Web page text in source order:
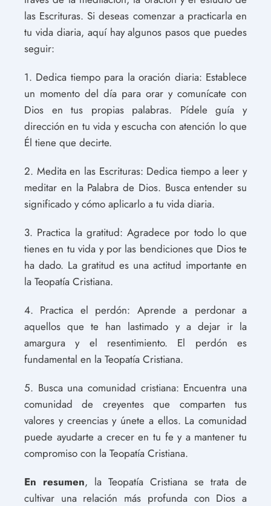
las Escrituras. Si deseas comenzar a practicarla en
tu vida diaria, aquí hay algunos pasos que puedes
seguir:
1. Dedica tiempo para la oración diaria: Establece
un momento del día para orar y comunícate con
Dios en tus propias palabras. Pídele guía y
dirección en tu vida y escucha con atención lo que
Él tiene que decirte.
2. Medita en las Escrituras: Dedica tiempo a leer y
meditar en la Palabra de Dios. Busca entender su
significado y cómo aplicarlo a tu vida diaria.
3. Practica la gratitud: Agradece por todo lo que
tienes en tu vida y por las bendiciones que Dios te
ha dado. La gratitud es una actitud importante en
la Teopatía Cristiana.
4. Practica el perdón: Aprende a perdonar a
aquellos que te han lastimado y a dejar ir la
amargura y el resentimiento. El perdón es
fundamental en la Teopatía Cristiana.
5. Busca una comunidad cristiana: Encuentra una
comunidad de creyentes que comparten tus
valores y creencias y únete a ellos. La comunidad
puede ayudarte a crecer en tu fe y a mantener tu
compromiso con la Teopatía Cristiana.
En resumen, la Teopatía Cristiana se trata de
cultivar una relación más profunda con Dios a